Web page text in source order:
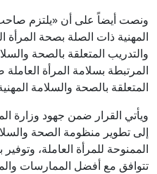
ونصت أيضاً على أن «يلتزم صاحب
المهنية ذات الصلة بصحة المرأة
والتدريب المتعلقة بالصحة
المرتبطة بسلامة المرأة
المتعلقة بالصحة والسلامة
ويأتي القرار ضمن جهود وزارة
إلى تطوير منظومة الصحة
الممنوحة للمرأة العاملة،
تتوافق مع أفضل الممارسات